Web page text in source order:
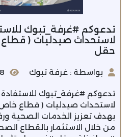
تدعوكم ⁧‫#غرفة_تبوك‬⁩
لاستحداث صيدليات (
حقل
بواسطة : غرفة تبوك
تدعوكم ⁧‫#غرفة_تبوك‬⁩ للاستفادة
لاستحداث صيدليات ( قطاع
بهدف تعزيز الخدمات الصحية
من خلال الاستثمار بالقطاع